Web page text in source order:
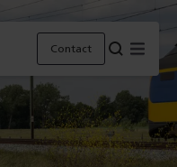
Contact Menu